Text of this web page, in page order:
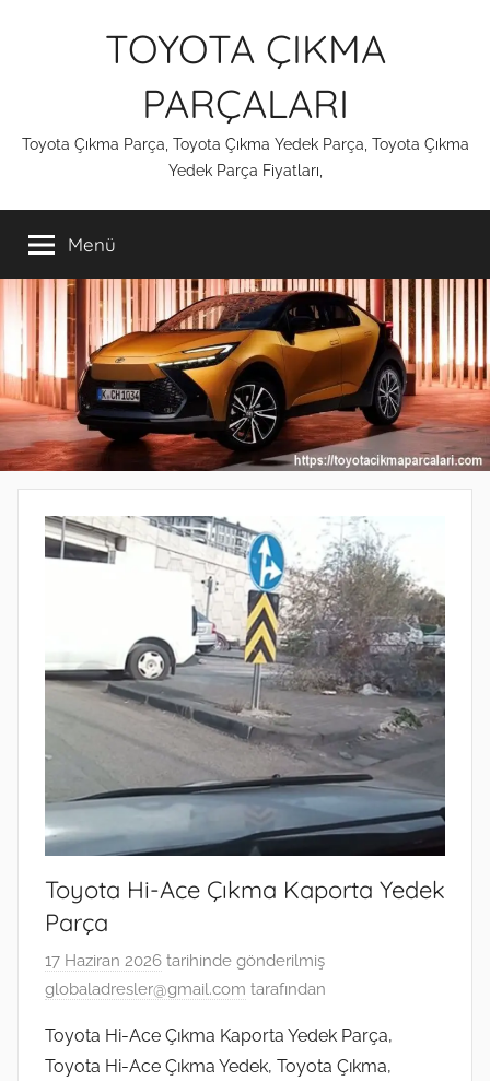
TOYOTA ÇIKMA
PARÇALARI
Toyota Çıkma Parça, Toyota Çıkma Yedek Parça, Toyota Çıkma
Yedek Parça Fiyatları,
Menü
Toyota Hi-Ace Çıkma Kaporta Yedek
Parça
17 Haziran 2026 tarihinde gönderilmiş
globaladresler@gmail.com tarafından
Toyota Hi-Ace Çıkma Kaporta Yedek Parça,
Toyota Hi-Ace Çıkma Yedek, Toyota Çıkma,